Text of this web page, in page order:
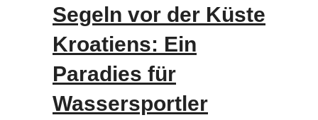
Segeln vor der Küste
Kroatiens: Ein
Paradies für
Wassersportler